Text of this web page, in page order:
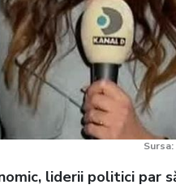
liderii politici par